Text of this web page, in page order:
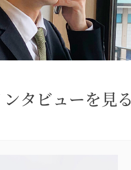
タビューを見る